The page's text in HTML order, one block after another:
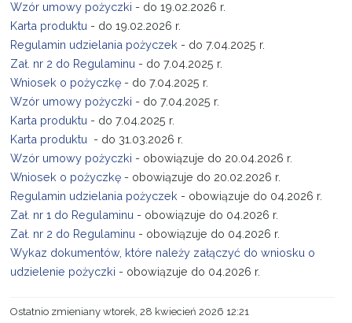
Wzór umowy pożyczki - do 19.02.2026 r.
Karta produktu - do 19.02.2026 r.
Regulamin udzielania pożyczek - do 7.04.2025 r.
Zał. nr 2 do Regulaminu - do 7.04.2025 r.
Wniosek o pożyczkę - do 7.04.2025 r.
Wzór umowy pożyczki - do 7.04.2025 r.
Karta produktu - do 7.04.2025 r.
Karta produktu - do 31.03.2026 r.
Wzór umowy pożyczki - obowiązuje do 20.04.2026 r.
Wniosek o pożyczkę - obowiązuje do 20.02.2026 r.
Regulamin udzielania pożyczek - obowiązuje do 04.2026 r.
Zał. nr 1 do Regulaminu - obowiązuje do 04.2026 r.
Zał. nr 2 do Regulaminu - obowiązuje do 04.2026 r.
Wykaz dokumentów, które należy załączyć do wniosku o
udzielenie pożyczki - obowiązuje do 04.2026 r.
Ostatnio zmieniany wtorek, 28 kwiecień 2026 12:21